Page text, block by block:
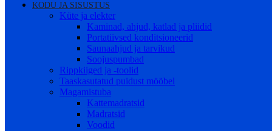
KODU JA SISUSTUS
Küte ja elekter
Kaminad, ahjud, katlad ja pliidid
Portatiivsed konditsioneerid
Saunaahjud ja tarvikud
Soojuspumbad
Rippkiiged ja -toolid
Taaskasutatud puidust mööbel
Magamistuba
Kattemadratsid
Madratsid
Voodid